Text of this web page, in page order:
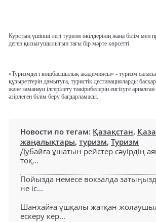
Курстың үшінші легі туризм өкілдерінің жаңа білім мен
деген қызығушылығын тағы бір мәрте көрсетті.
«Туризмдегі көшбасшылық академиясы» - туризм
құзыреттерін дамытуға, туристік дестинацияларды
және заманауи ілгерілету тәжірибелерін енгізуге
әзірлеген білім беру бағдарламасы.
Новости по тегам: Қазақстан,
жаңалықтары, туризм, Туризм
Дубайға ұшатын рейстер сәуірдің
тоқ...
Пойызда немесе вокзалда
не іс...
Шанхайға ұшқалы жатқан
ескеру кер...